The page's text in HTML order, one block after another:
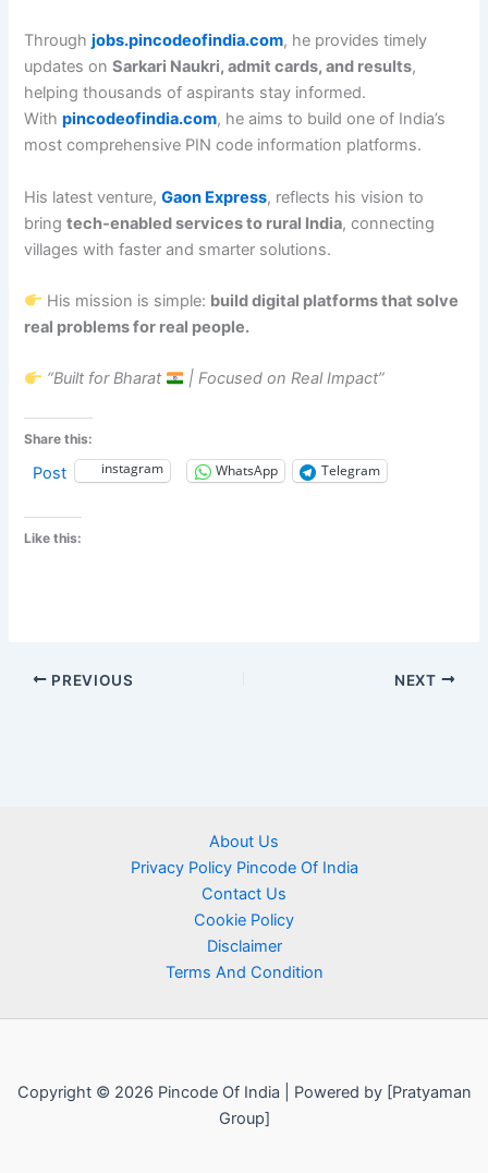
Throughjobs.pincodeofindia.com, he provides timely
updates onSarkari Naukri, admit cards, and results,
helping thousands of aspirants stay informed.
Withpincodeofindia.com, he aims to build one of India’s
most comprehensive PIN code information platforms.
His latest venture,Gaon Express, reflects his vision to
bringtech-enabled services to rural India, connecting
villages with faster and smarter solutions.
His mission is simple: build digital platforms that solve
real problems for real people.
“Built for Bharat | Focused on Real Impact”
Share this:
Post instagram WhatsApp Telegram
Like this:
PREVIOUS NEXT
About Us
Privacy Policy Pincode Of India
Contact Us
Cookie Policy
Disclaimer
Terms And Condition
Copyright © 2026 Pincode Of India | Powered by [Pratyaman
Group]